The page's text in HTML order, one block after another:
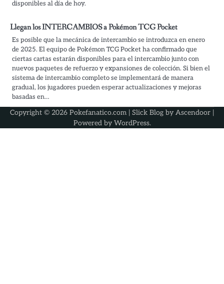
disponibles al día de hoy.
Llegan los INTERCAMBIOS a Pokémon TCG Pocket
Es posible que la mecánica de intercambio se introduzca en enero
de 2025. El equipo de Pokémon TCG Pocket ha confirmado que
ciertas cartas estarán disponibles para el intercambio junto con
nuevos paquetes de refuerzo y expansiones de colección. Si bien el
sistema de intercambio completo se implementará de manera
gradual, los jugadores pueden esperar actualizaciones y mejoras
basadas en…
Copyright © 2026 Pokefanatico.com | Slick Blog by Ascendoor |
Powered by WordPress.